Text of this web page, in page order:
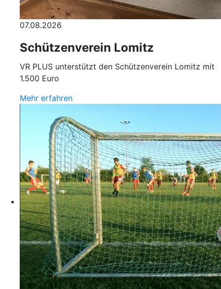
07.08.2026
Schützenverein Lomitz
VR PLUS unterstützt den Schützenverein Lomitz mit
1.500 Euro
Mehr erfahren